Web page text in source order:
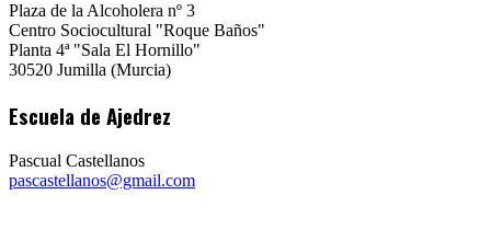
Plaza de la Alcoholera nº 3
Centro Sociocultural "Roque Baños"
Planta 4ª "Sala El Hornillo"
30520 Jumilla (Murcia)
Escuela de Ajedrez
Pascual Castellanos
pascastellanos@gmail.com